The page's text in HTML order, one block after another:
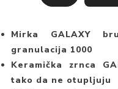
Mirka GALAXY
granulacija 1000
Keramička zrnca
tako da ne otupljuju